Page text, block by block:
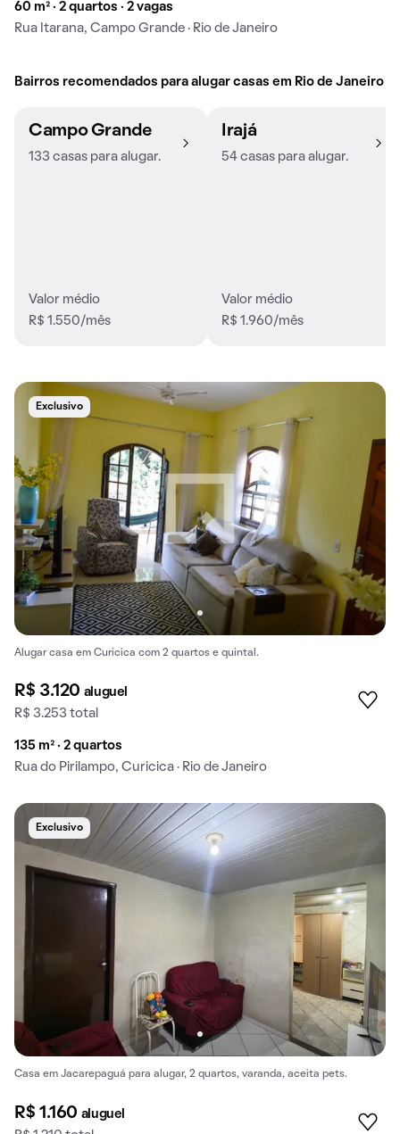
60 m² · 2 quartos · 2 vagas
Rua Itarana, Campo Grande · Rio de Janeiro
Bairros recomendados para alugar casas em Rio de Janeiro
Campo Grande
133 casas para alugar.
Valor médio
R$ 1.550/mês
Irajá
54 casas para alugar.
Valor médio
R$ 1.960/mês
Exclusivo
Alugar casa em Curicica com 2 quartos e quintal.
R$ 3.120 aluguel
R$ 3.253 total
135 m² · 2 quartos
Rua do Pirilampo, Curicica · Rio de Janeiro
Exclusivo
Casa em Jacarepaguá para alugar, 2 quartos, varanda, aceita pets.
R$ 1.160 aluguel